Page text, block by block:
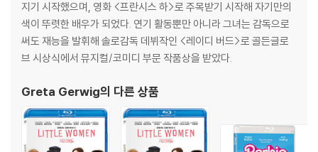
며, ODD 사용으로 인한 재생 불량의 경우 교환 시에도 동일한 오류가 발
생할 수 있음을 알려드립니다.
※ 디스크 외관 불량
디스크에 미세한 잔 흠집이 남아있거나 인쇄 면이 깨끗하지 않은 경우가
있으며, 상품의 불량이 아닙니다. 단, 재생에 이상이 있는 경우에는 불량으
로 인한 반품/교환이 가능합니다.
SPECIAL FEATURES (한국어 자막 지원)
*4K UHD*
- All-Star Barbie Party (4:57)
- Musical Make-Believe (9:11)
지기 시작했으며, 영화 <프란시스 하>로 주목받기 시작해 자기만의
색이 뚜렷한 배우가 되었다. 연기 활동뿐만 아니라 그녀는 감독으로
써도 재능을 발휘해 솔로감독 데뷔작인 <레이디 버드>로 골든글로
브 시상식에서 뮤지컬/코미디 부문 작품상을 받았다.
Greta Gerwig의 다른 상품